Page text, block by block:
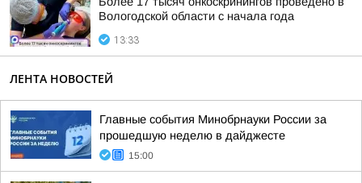
Вологодской области с начала года
13:33
ЛЕНТА НОВОСТЕЙ
Главные события Минобрнауки России за
прошедшую неделю в дайджесте
15:00